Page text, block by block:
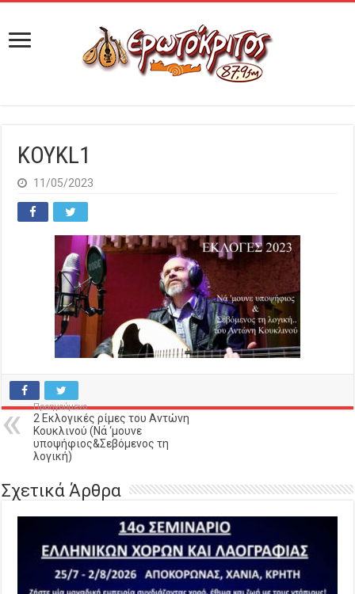
KOYKL1
11/05/2023
Προηγούμενο
2 Εκλογικές ρίμες του Αντώνη
Κουκλινού (Νά ‘μουνε
υποψήφιος&Σεβόμενος τη
λογική)
Σχετικά Άρθρα